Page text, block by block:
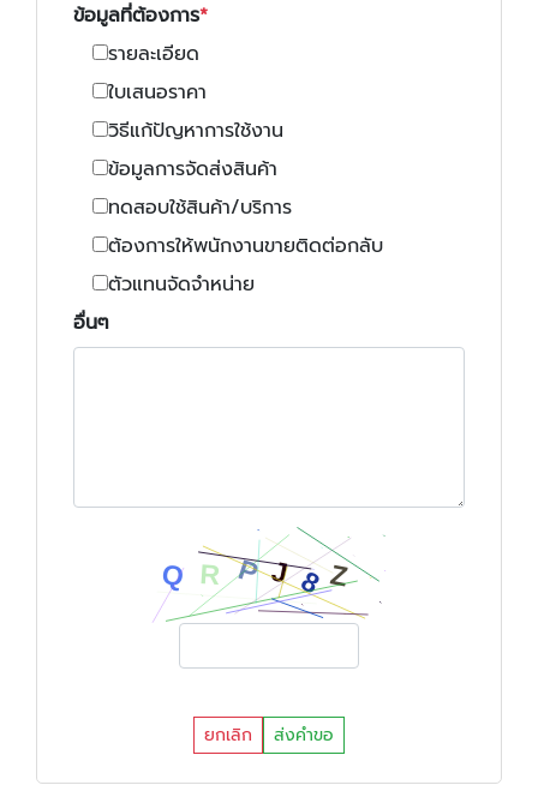
ข้อมูลที่ต้องการ
รายละเอียด
ใบเสนอราคา
วิธีแก้ปัญหาการใช้งาน
ข้อมูลการจัดส่งสินค้า
ทดสอบใช้สินค้า/บริการ
ต้องการให้พนักงานขายติดต่อกลับ
ตัวแทนจัดจำหน่าย
อื่นๆ
ยกเลิก ส่งคำขอ